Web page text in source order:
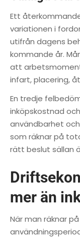
Ett
variationen i
utifrån dagens
kommande år.
att
infart, placering,
En tredje
inköpskostnad
användbarhet
som räknar på
rätt beslut sällan
mer än
När man räknar